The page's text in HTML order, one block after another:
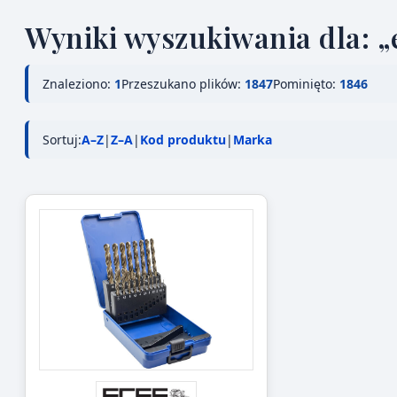
Wyniki wyszukiwania dla:
Znaleziono: 1Przeszukano plików: 1847Pominięto: 1846
Sortuj:A–Z|Z–A| Kod produktu| Marka